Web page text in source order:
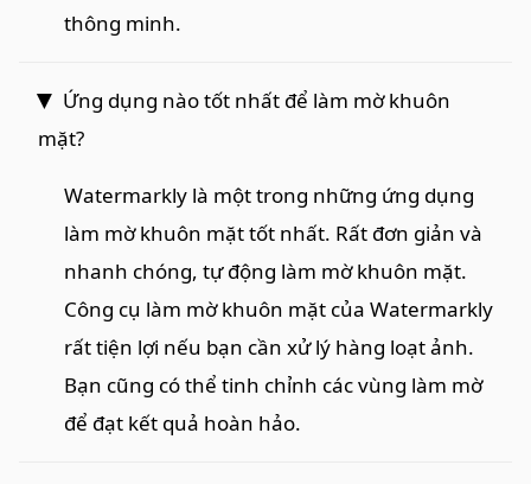
thông minh.
Ứng dụng nào tốt nhất để làm mờ khuôn
mặt?
Watermarkly là một trong những ứng dụng
làm mờ khuôn mặt tốt nhất. Rất đơn giản và
nhanh chóng, tự động làm mờ khuôn mặt.
Công cụ làm mờ khuôn mặt của Watermarkly
rất tiện lợi nếu bạn cần xử lý hàng loạt ảnh.
Bạn cũng có thể tinh chỉnh các vùng làm mờ
để đạt kết quả hoàn hảo.